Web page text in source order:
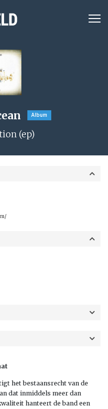
Album
(ep)
het bestaansrecht van de
dat inmiddels meer dan
hanteert de band een